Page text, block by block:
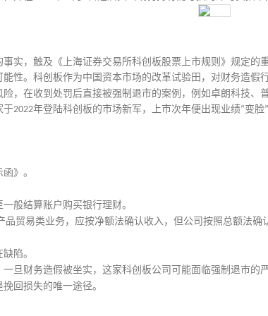
实，触及《上海证券交易所科创板股票上市规则》规定
性。科创板作为中国资本市场的改革试验田，对财务造假
，在收到处罚后直接被强制退市的案例，例如卓朗科技、普
于2022年登陆科创板的市场新军，上市次年便出现业绩“变脸”
》。
般结算账户购买银行理财。
品贸易类业务，应按净额法确认收入，但公司按照总额法确
陷。
旦财务造假被坐实，这家科创板公司可能面临强制退市的严
回损失的唯一途径。